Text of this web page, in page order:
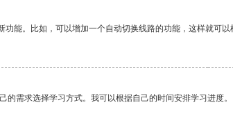
能。比如，可以增加一个自动切换线路的功能，这样就可
需求选择学习方式。我可以根据自己的时间安排学习进度。